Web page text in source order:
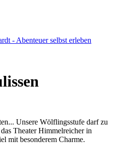
- Abenteuer selbst erleben
Unsere Wölflingsstufe darf zu
Theater Himmelreicher in
mit besonderem Charme.